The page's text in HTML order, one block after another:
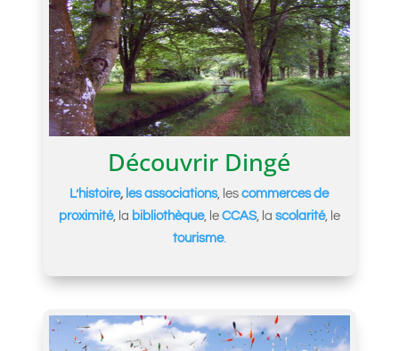
Découvrir Dingé
L’histoire, les associations, lescommerces de
proximité, la bibliothèque, le CCAS, la scolarité, le
tourisme.